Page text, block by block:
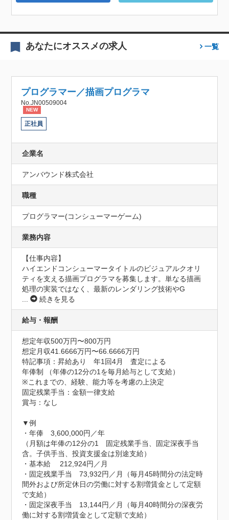
あなたにオススメの求人 一覧
プログラマー／描画プログラマ
No.JN00509004
NEW
正社員
企業名
アンバウンド株式会社
職種
プログラマー(コンシューマーゲーム)
業務内容
【仕事内容】
ハイエンドコンシューマータイトルのビジュアルクオリ
ティを支える描画プログラマを募集します。単なる描画
処理の実装ではなく、最新のレンダリング技術やG
...
続きを見る
給与・報酬
想定年収500万円〜800万円
想定月収41.6666万円〜66.6666万円
特記事項：昇給あり　年1回4月　査定による
年俸制 （年俸の12分の1を毎月給与として支給）
※これまでの、経験、能力等を考慮の上決定
固定残業手当：金額一律支給
賞与：なし
▼例
・年俸　3,600,000円／年
（月額は年俸の12分の1　固定残業手当、固定深夜手当
含。子供手当、投資支援金は別途支給）
・基本給 　212,924円／月
・固定残業手当　73,932円／月（毎月45時間分の法定時
間外および所定休日の労働に対する割増賃金として定額
で支給）
・固定深夜手当　13,144円／月（毎月40時間分の深夜労
働に対する割増賃金として定額で支給）